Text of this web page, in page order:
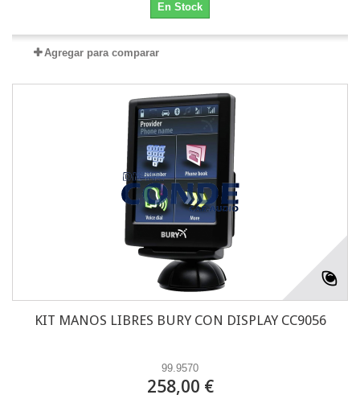
En Stock
Agregar para comparar
KIT MANOS LIBRES BURY CON DISPLAY CC9056
99.9570
258,00 €